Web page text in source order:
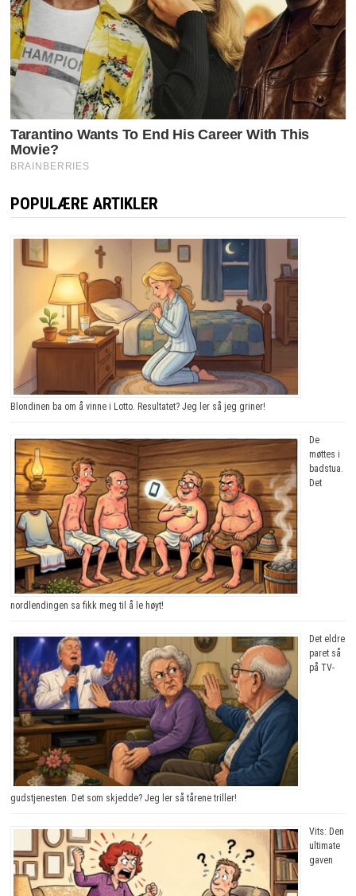
POPULÆRE ARTIKLER
Blondinen ba om å vinne i Lotto. Resultatet? Jeg ler så jeg griner!
De
møttes i
badstua.
Det
nordlendingen sa fikk meg til å le høyt!
Det eldre
paret så
på TV-
gudstjenesten. Det som skjedde? Jeg ler så tårene triller!
Vits: Den
ultimate
gaven